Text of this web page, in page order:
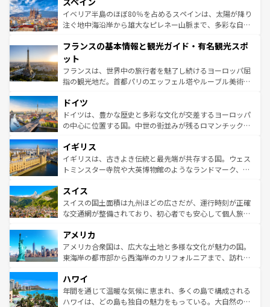
ろん、トスカーナの美しい田園風景やアマルフィ海岸の絶
景など、自然景観も見逃せない。観光の合間には、本場の
ピザやパスタなど、絶品のイタリア料理を堪能することも
ませてくれるイタリアで、忘れられない旅をしてみよう！
なお、新着のイタリア情報は
しい。
イベリア半島のほぼ80％を占めるスペインは、太陽が降り
注ぐ地中海沿岸から雄大なピレネー山脈まで、多彩な自然
文化が根付くこの国では、情熱的なフラメンコ、熱気あふ
れる闘牛、そして美味しいタパスが生活の一部となってい
る。首都マドリードの洗練された雰囲気や、バルセロナの
アートに溢れた街角から、地方では古代ローマ遺跡や中世
せる。地方によって風土や気候が異なるスペインはその個
性で訪れる人を魅了する。 なお、新着のスペイン情報は コ
ンテンツ一覧を参照してほしい。
フランスの基本情報と観光ガイド・有名観光スポ
ット
フランスは、世界中の旅行者を魅了し続けるヨーロッパ屈
指の観光地だ。首都パリのエッフェル塔やルーブル美術館
で、幅広い魅力が詰まっている。華麗な宮殿、歴史的な大
聖堂、美しいビーチ、そして豊かな自然が、訪れる者を心
から魅了する。また、フランスは美食の国としても知ら
いる。シャンパンの発祥地であるランス、プロヴァンスの
香り高いラベンダー畑など、多彩な楽しみ方が可能だ。さ
らに、パリ以外の地域にも魅力が溢れており、どの街角に
れる地方に足を運ぶとそれぞれで全く異なる文化を体験で
きるだろう。 なお、新着のフランス情報はコンテンツ一覧
を参照してほしい。
ドイツ
ドイツは、豊かな歴史と多彩な文化が交差するヨーロッパ
の中心に位置する国。中世の街並みが残るロマンチック街
顔を持つこの国は、どこを歩いても飽きることがない。ベ
ルリンの文化的活気、バイエルン州のアルプスの絶景、そ
してライン川沿いのワイン畑といった風景は必見。ビール
は、お酒好きな人にはぜひ体験してほしい。 なお、新着の
ドイツ情報はコンテンツ一覧を参照してほしい。
イギリス
イギリスは、古きよき伝統と最先端が共存する国。ウェス
トミンスター寺院や大英博物館のようなランドマーク、歴
リアごとに異なる魅力がある。また、優雅なアフタヌーン
ティー、ビール好きにはたまらない英国パブ、サッカー観
戦など、本場だからこそできる体験も豊富。イギリスを旅
ンツ一覧を参照してほしい。
スイス
スイスの国土面積は九州ほどの広さだが、運行時刻が正確
な交通網が整備されており、初心者でも安心して個人旅行
の建物がそのまま残る町や、スイスならではのユニークな
博物館もあり、アルプス観光だけでなく町歩きも満喫する
ことができる。国民の所得が高いため物価も高いが、旅行
ば市内交通費無料で観光を楽しむこともできる。 なお、新
着のスイス情報はコンテンツ一覧 を参照してほしい。
アメリカ
アメリカ合衆国は、広大な土地と多様な文化が魅力の国。
東海岸の都市部から西海岸のカリフォルニアまで、訪れる
のような巨大都市は、観光、ショッピング、エンターテイ
ンメントが詰まった刺激的なスポットだ。一方、アメリカ
西部には大自然が広がり、グランドキャニオンやイエロー
ハワイ
年間を通じて温暖な気候に恵まれ、多くの島で構成される
ハワイは、どの島も独自の魅力をもっている。大自然の神